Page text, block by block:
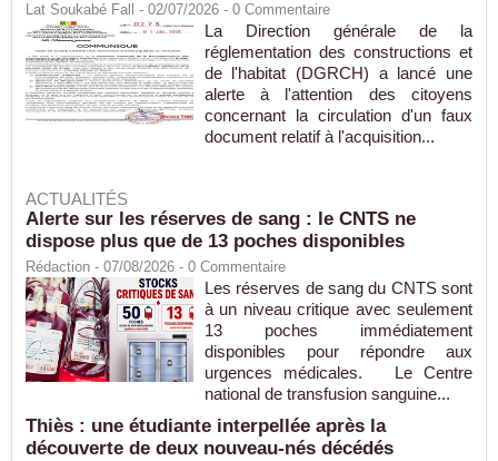
Lat Soukabé Fall - 02/07/2026 - 0 Commentaire
La Direction générale de la
réglementation des constructions et
de l'habitat (DGRCH) a lancé une
alerte à l'attention des citoyens
concernant la circulation d'un faux
document relatif à l'acquisition...
ACTUALITÉS
Alerte sur les réserves de sang : le CNTS ne
dispose plus que de 13 poches disponibles
Rédaction - 07/08/2026 - 0 Commentaire
Les réserves de sang du CNTS sont
à un niveau critique avec seulement
13 poches immédiatement
disponibles pour répondre aux
urgences médicales. Le Centre
national de transfusion sanguine...
Thiès : une étudiante interpellée après la
découverte de deux nouveau-nés décédés